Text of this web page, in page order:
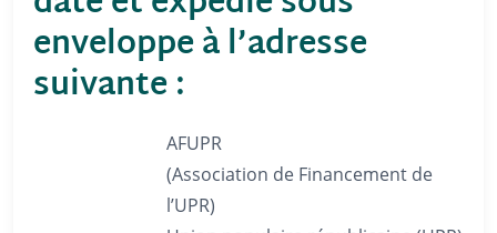
enveloppe à l’adresse
suivante :
AFUPR
(Association de Financement de
l’UPR)